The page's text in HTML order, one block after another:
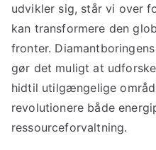
udvikler sig, står vi over
kan transformere den
fronter.
gør det muligt at
hidtil utilgængelige
revolutionere både
ressourceforvaltning.